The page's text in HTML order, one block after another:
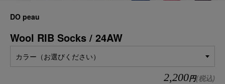
DO peau
Wool RIB Socks / 24AW
カラー（お選びください）
2,200円(税込)